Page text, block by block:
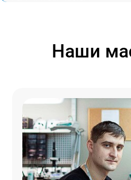
Наши